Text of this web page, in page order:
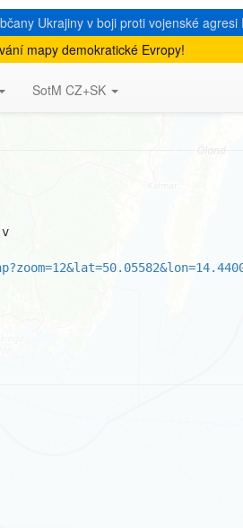
Ukrajiny v boji proti vojenské agresi
mapy demokratické Evropy!
SotM CZ+SK